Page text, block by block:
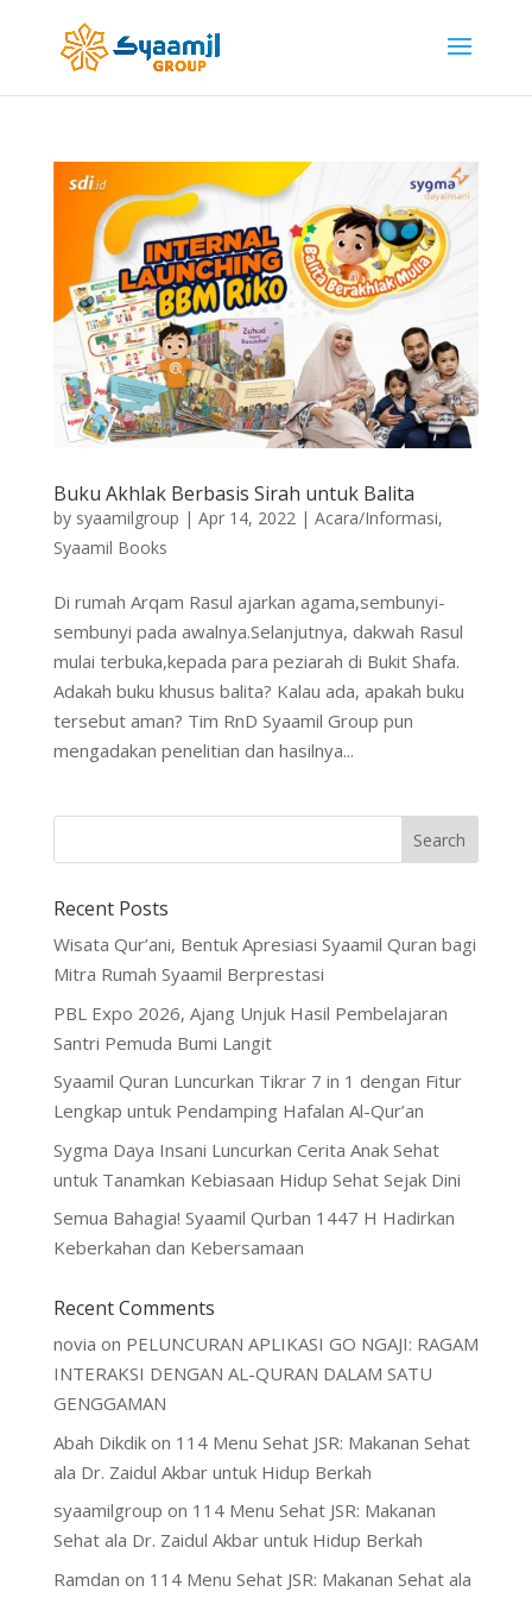
Buku Akhlak Berbasis Sirah untuk Balita
by syaamilgroup | Apr 14, 2022| Acara/Informasi,
Syaamil Books
Di rumah Arqam Rasul ajarkan agama,sembunyi-
sembunyi pada awalnya.Selanjutnya, dakwah Rasul
mulai terbuka,kepada para peziarah di Bukit Shafa.
Adakah buku khusus balita? Kalau ada, apakah buku
tersebut aman? Tim RnD Syaamil Group pun
mengadakan penelitian dan hasilnya...
Recent Posts
Wisata Qur’ani, Bentuk Apresiasi Syaamil Quran bagi
Mitra Rumah Syaamil Berprestasi
PBL Expo 2026, Ajang Unjuk Hasil Pembelajaran
Santri Pemuda Bumi Langit
Syaamil Quran Luncurkan Tikrar 7 in 1 dengan Fitur
Lengkap untuk Pendamping Hafalan Al-Qur’an
Sygma Daya Insani Luncurkan Cerita Anak Sehat
untuk Tanamkan Kebiasaan Hidup Sehat Sejak Dini
Semua Bahagia! Syaamil Qurban 1447 H Hadirkan
Keberkahan dan Kebersamaan
Recent Comments
novia on PELUNCURAN APLIKASI GO NGAJI: RAGAM
INTERAKSI DENGAN AL-QURAN DALAM SATU
GENGGAMAN
Abah Dikdikon 114 Menu Sehat JSR: Makanan Sehat
ala Dr. Zaidul Akbar untuk Hidup Berkah
syaamilgroup on 114 Menu Sehat JSR: Makanan
Sehat ala Dr. Zaidul Akbar untuk Hidup Berkah
Ramdan on 114 Menu Sehat JSR: Makanan Sehat ala